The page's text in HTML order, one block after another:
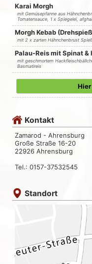
Karai Morgh
mit Gemüsepfanne aus
Tomatensauce, 1 x Spiegelei,
Morgh Kebab
mit 2 x zarten Hähnchenbrust
Palau-Reis mit Spinat
mit geschmortem
Basmatireis
Kontakt
Zamarod - Ahrensburg
Große Straße 16-20
22926 Ahrensburg
Tel.: 0157-37532545
Standort